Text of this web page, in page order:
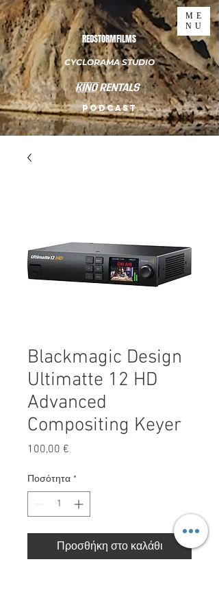
REDSTORMFILMS
CYCLORAMA STUDIO
PODCAST
ME
NU
Blackmagic Design
Ultimatte 12 HD
Advanced
Compositing Keyer
100,00 €
Ποσότητα *
Προσθήκη στο καλάθι